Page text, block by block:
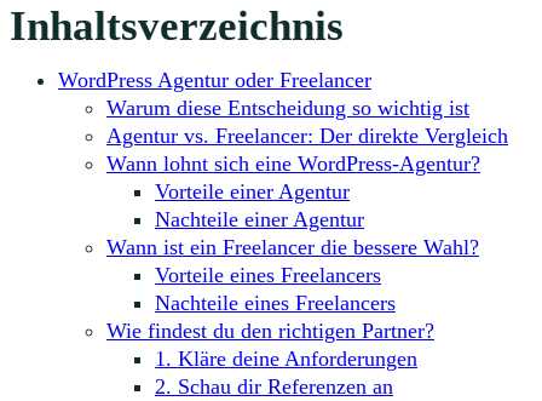
Inhaltsverzeichnis
WordPress Agentur oder Freelancer
Warum diese Entscheidung so wichtig ist
Agentur vs. Freelancer: Der direkte Vergleich
Wann lohnt sich eine WordPress-Agentur?
Vorteile einer Agentur
Nachteile einer Agentur
Wann ist ein Freelancer die bessere Wahl?
Vorteile eines Freelancers
Nachteile eines Freelancers
Wie findest du den richtigen Partner?
1. Kläre deine Anforderungen
2. Schau dir Referenzen an